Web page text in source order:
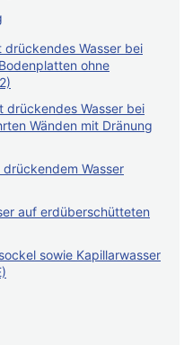
Wasser bei
ohne
drückendes Wasser bei
Wänden mit Dränung
Wasser
auf erdüberschütteten
sowie Kapillarwasser